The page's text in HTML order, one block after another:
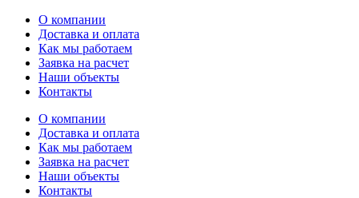
О компании
Доставка и оплата
Как мы работаем
Заявка на расчет
Наши объекты
Контакты
О компании
Доставка и оплата
Как мы работаем
Заявка на расчет
Наши объекты
Контакты